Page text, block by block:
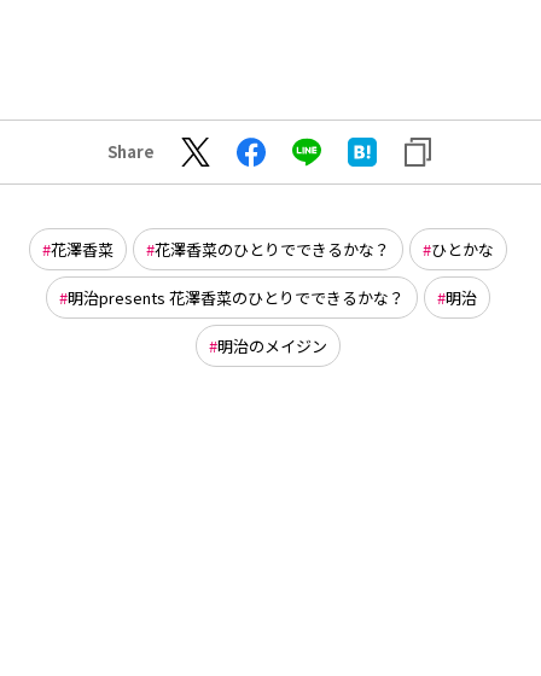
Share
花澤香菜 花澤香菜のひとりでできるかな？ ひとかな
明治presents 花澤香菜のひとりでできるかな？ 明治
明治のメイジン